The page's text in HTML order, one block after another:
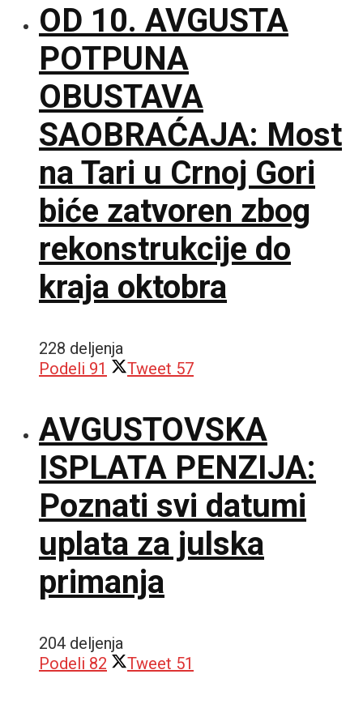
OD 10. AVGUSTA
POTPUNA
OBUSTAVA
SAOBRAĆAJA: Most
na Tari u Crnoj Gori
biće zatvoren zbog
rekonstrukcije do
kraja oktobra
228 deljenja
Podeli 91 Tweet 57
AVGUSTOVSKA
ISPLATA PENZIJA:
Poznati svi datumi
uplata za julska
primanja
204 deljenja
Podeli 82 Tweet 51